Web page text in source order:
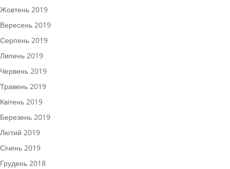
Жовтень 2019
Вересень 2019
Серпень 2019
Липень 2019
Червень 2019
Травень 2019
Квітень 2019
Березень 2019
Лютий 2019
Січень 2019
Грудень 2018